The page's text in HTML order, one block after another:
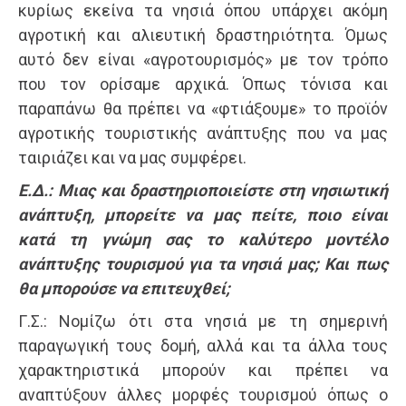
κυρίως εκείνα τα νησιά όπου υπάρχει ακόμη
αγροτική και αλιευτική δραστηριότητα. Όμως
αυτό δεν είναι «αγροτουρισμός» με τον τρόπο
που τον ορίσαμε αρχικά. Όπως τόνισα και
παραπάνω θα πρέπει να «φτιάξουμε» το προϊόν
αγροτικής τουριστικής ανάπτυξης που να μας
ταιριάζει και να μας συμφέρει.
Ε.Δ.: Μιας και δραστηριοποιείστε στη νησιωτική
ανάπτυξη, μπορείτε να μας πείτε, ποιο είναι
κατά τη γνώμη σας το καλύτερο μοντέλο
ανάπτυξης τουρισμού για τα νησιά μας; Και πως
θα μπορούσε να επιτευχθεί;
Γ.Σ.: Νομίζω ότι στα νησιά με τη σημερινή
παραγωγική τους δομή, αλλά και τα άλλα τους
χαρακτηριστικά μπορούν και πρέπει να
αναπτύξουν άλλες μορφές τουρισμού όπως ο